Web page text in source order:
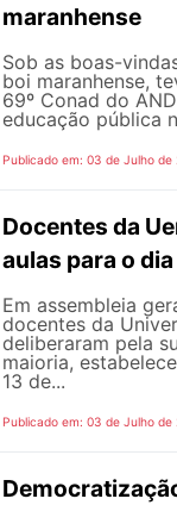
maranhense
Sob as boas-
boi maranhense,
69º Conad do
educação pública
Publicado em: 03 de Julho de
Docentes da
aulas para o
Em assembleia
docentes da
deliberaram pela
maioria,
13 de...
Publicado em: 03 de Julho de